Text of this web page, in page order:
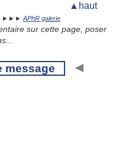
▲haut
►►► APhR galerie
sur cette page, poser
message ◄